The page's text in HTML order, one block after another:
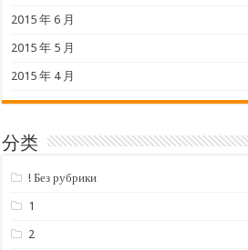
2015 年 6 月
2015 年 5 月
2015 年 4 月
分类
! Без рубрики
1
2